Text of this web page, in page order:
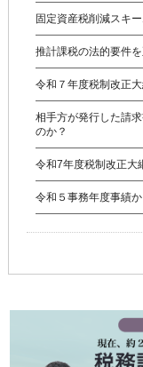
固定資産税削減スキ
推計課税の法的要件
令和７年度税制改正
相手方が発行した請
のか？
令和7年度税制改正大
令和５事務年度事績